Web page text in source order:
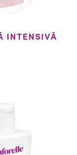
INTENSIVĂ